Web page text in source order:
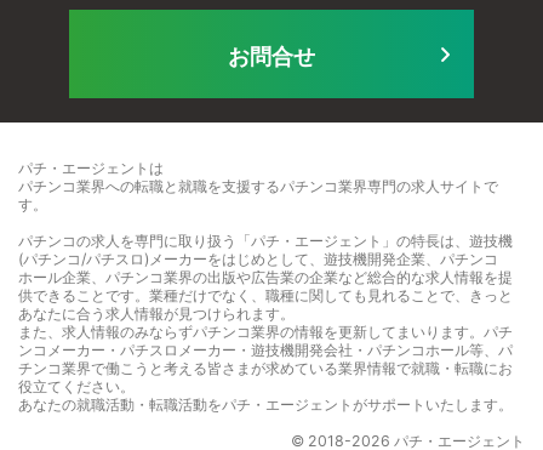
]
ル
]
お問合せ
パチ・エージェントは
パチンコ業界への転職と就職を支援するパチンコ業界専門の求人サイト で
す。
パチンコの求人を専門に取り扱う「パチ・エージェント」の特長は、遊技機
(パチンコ/パチスロ)メーカーをはじめとして、遊技機開発企業、パチンコ
ホール企業、パチンコ業界の出版や広告業の企業など総合的な求人情報を提
供できることです。業種だけでなく、職種に関しても見れることで、きっと
あなたに合う求人情報が見つけられます。
また、求人情報のみならずパチンコ業界の情報を更新してまいります。パチ
ンコメーカー・パチスロメーカー・遊技機開発会社・パチンコホール等、パ
チンコ業界で働こうと考える皆さまが求めている業界情報で就職・転職にお
役立てください。
あなたの就職活動・転職活動をパチ・エージェントがサポートいたします。
© 2018-2026 パチ・エージェント